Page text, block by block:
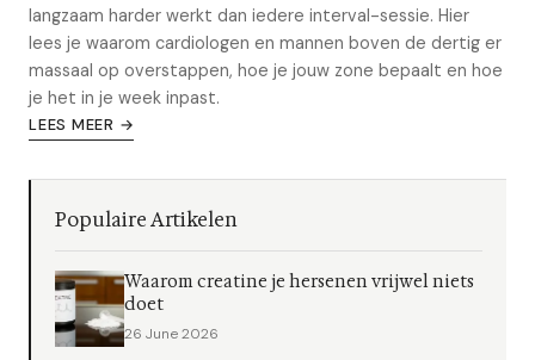
langzaam harder werkt dan iedere interval-sessie. Hier
lees je waarom cardiologen en mannen boven de dertig er
massaal op overstappen, hoe je jouw zone bepaalt en hoe
je het in je week inpast.
LEES MEER →
Populaire Artikelen
Waarom creatine je hersenen vrijwel niets
doet
26 June 2026